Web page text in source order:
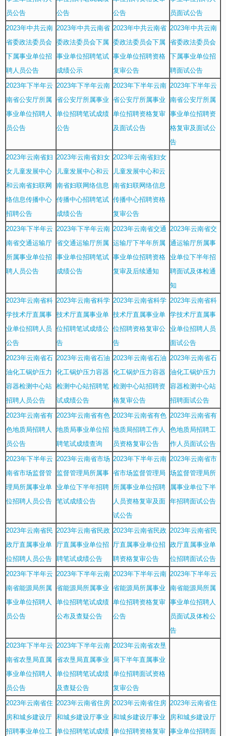
员公告
公告
公告
员面试公告
2023年中共云南
省委政法委员会
下属事业单位招
聘人员公告
2023年中共云南省
委政法委员会下属
事业单位招聘笔试
成绩公示
2023年中共云南省
委政法委员会下属
事业单位招聘资格
复审公告
2023年中共云南
省委政法委员会
下属事业单位招
聘面试公告
2023年下半年云
南省公安厅所属
事业单位招聘人
员公告
2023年下半年云南
省公安厅所属事业
单位招聘笔试成绩
公告
2023年下半年云南
省公安厅所属事业
单位招聘资格复审
及面试公告
2023年下半年云
南省公安厅所属
事业单位招聘资
格复审及面试公
告
2023年云南省妇
女儿童发展中心
和云南省妇联网
络信息传播中心
招聘公告
2023年云南省妇女
儿童发展中心和云
南省妇联网络信息
传播中心招聘笔试
成绩公告
2023年云南省妇女
儿童发展中心和云
南省妇联网络信息
传播中心招聘资格
复审公告
2023年下半年云
南省交通运输厅
所属事业单位招
聘人员公告
2023年下半年云南
省交通运输厅所属
事业单位招聘笔试
成绩公告
2023年云南省交通
运输厅下半年所属
事业单位招聘资格
复审及后续通知
2023年云南省交
通运输厅所属事
业单位下半年招
聘面试及体检通
知
2023年云南省科
学技术厅直属事
业单位招聘人员
公告
2023年云南省科学
技术厅直属事业单
位招聘笔试成绩公
告
2023年云南省科学
技术厅直属事业单
位招聘资格复审公
告
2023年云南省科
学技术厅直属事
业单位招聘人员
面试公告
2023年云南省石
油化工锅炉压力
容器检测中心站
招聘人员公告
2023年云南省石油
化工锅炉压力容器
检测中心站招聘笔
试成绩公告
2023年云南省石油
化工锅炉压力容器
检测中心站招聘资
格复审公告
2023年云南省石
油化工锅炉压力
容器检测中心站
招聘面试公告
2023年云南省有
色地质局招聘人
员公告
2023年云南省有色
地质局事业单位招
聘笔试成绩查询
2023年云南省有色
地质局招聘工作人
员资格复审公告
2023年云南省有
色地质局招聘工
作人员面试公告
2023年下半年云
南省市场监督管
理局所属事业单
位招聘人员公告
2023年云南省市场
监督管理局所属事
业单位下半年招聘
笔试成绩公告
2023年下半年云南
省市场监督管理局
所属事业单位招聘
人员资格复审及面
试公告
2023年云南省市
场监督管理局所
属事业单位下半
年招聘面试公告
2023年云南省民
政厅直属事业单
位招聘人员公告
2023年云南省民政
厅直属事业单位招
聘笔试成绩公告
2023年云南省民政
厅直属事业单位招
聘资格复审公告
2023年云南省民
政厅直属事业单
位招聘面试公告
2023年下半年云
南省能源局所属
事业单位招聘人
员公告
2023年下半年云南
省能源局所属事业
单位招聘笔试成绩
公布及查疑公告
2023年下半年云南
省能源局所属事业
单位招聘资格复审
公告
2023年下半年云
南省能源局所属
事业单位招聘人
员面试及体检公
告
2023年下半年云
南省农垦局直属
事业单位招聘人
员公告
2023年下半年云南
省农垦局直属事业
单位招聘笔试成绩
及查疑公告
2023年云南省农垦
局下半年直属事业
单位招聘面试资格
复审公告
2023年云南省住
房和城乡建设厅
招聘事业单位工
2023年云南省住房
和城乡建设厅事业
单位招聘笔试成绩
2023年云南省住房
和城乡建设厅事业
单位招聘资格复审
2023年云南省住
房和城乡建设厅
事业单位招聘面